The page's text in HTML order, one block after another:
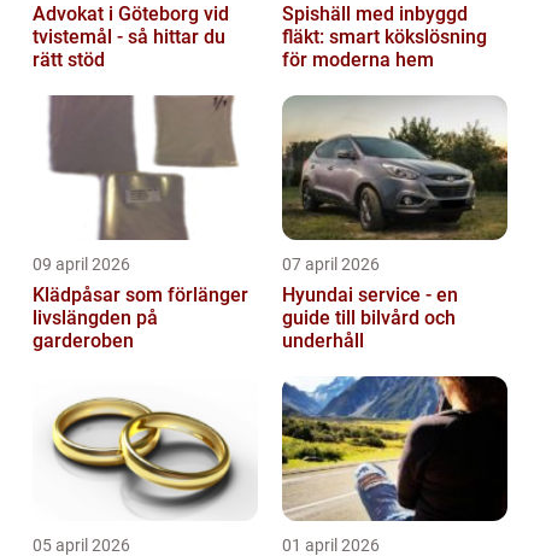
Advokat i Göteborg vid
tvistemål - så hittar du
rätt stöd
Spishäll med inbyggd
fläkt: smart kökslösning
för moderna hem
09 april 2026
Klädpåsar som förlänger
livslängden på
garderoben
07 april 2026
Hyundai service - en
guide till bilvård och
underhåll
05 april 2026 01 april 2026